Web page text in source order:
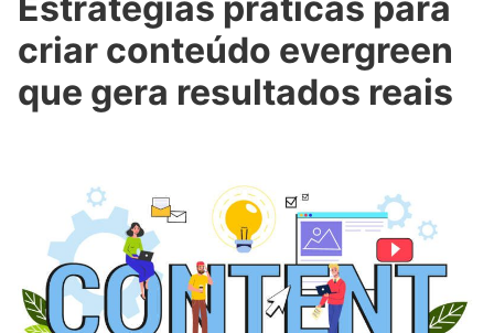
criar conteúdo evergreen
que gera resultados reais